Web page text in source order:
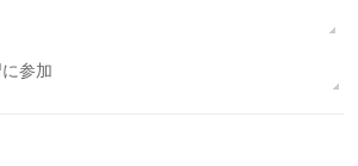
参加